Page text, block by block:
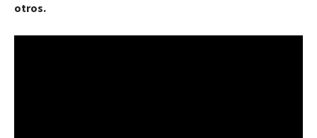
otros.